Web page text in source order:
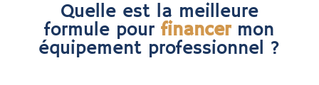
Quelle est la meilleure
formule pourfinancermon
équipement professionnel ?